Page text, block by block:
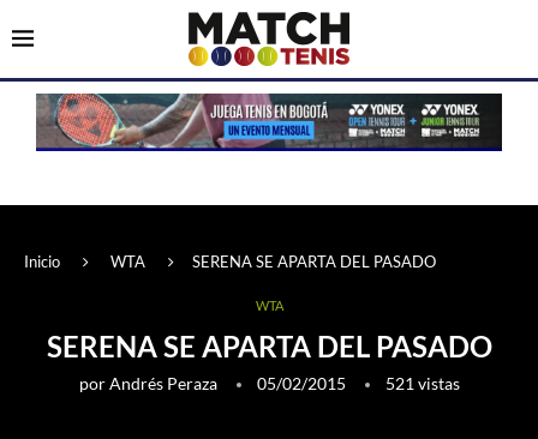
Inicio WTA SERENA SE APARTA DEL PASADO
WTA
SERENA SE APARTA DEL PASADO
porAndrés Peraza 05/02/2015 521 vistas